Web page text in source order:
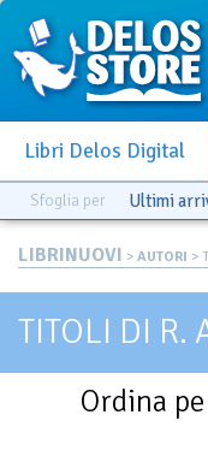
Libri Delos Digital
Sfoglia per Ultimi
LIBRINUOVI > AUTORI >
TITOLI DI R.
Ordina